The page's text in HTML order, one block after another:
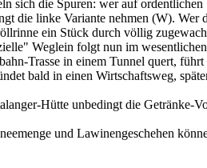
sich die Spuren: wer auf
die linke Variante nehmen (W).
ein Stück durch völlig
Weglein folgt nun im
Trasse in einem Tunnel quert,
bald in einen Wirtschaftsweg,
Hütte unbedingt die Getränke-
und Lawinengeschehen